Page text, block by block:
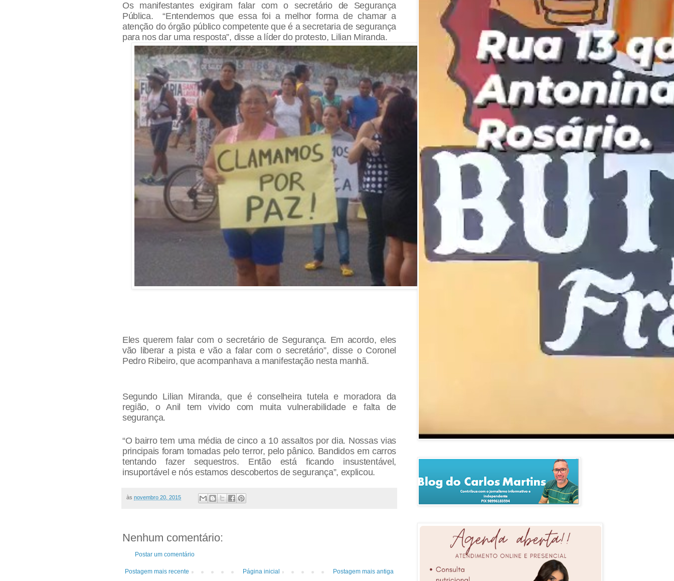
Os manifestantes exigiram falar com o secretário de Segurança
Pública. “Entendemos que essa foi a melhor forma de chamar a
atenção do órgão público competente que é a secretaria de segurança
para nos dar uma resposta”, disse a líder do protesto, Lilian Miranda.
Eles querem falar com o secretário de Segurança. Em acordo, eles
vão liberar a pista e vão a falar com o secretário”, disse o Coronel
Pedro Ribeiro, que acompanhava a manifestação nesta manhã.
Segundo Lilian Miranda, que é conselheira tutela e moradora da
região, o Anil tem vivido com muita vulnerabilidade e falta de
segurança.
“O bairro tem uma média de cinco a 10 assaltos por dia. Nossas vias
principais foram tomadas pelo terror, pelo pânico. Bandidos em carros
tentando fazer sequestros. Então está ficando insustentável,
insuportável e nós estamos descobertos de segurança”, explicou.
às novembro 20, 2015
Nenhum comentário:
Postar um comentário
Postagem mais recente Postagem mais antiga
Página inicial